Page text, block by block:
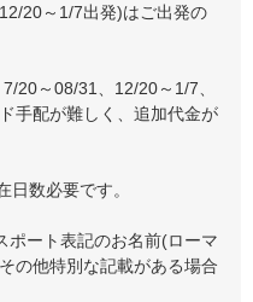
20～1/7出発)はご出発の
20～08/31、12/20～1/7、
手配が難しく、追加代金が
数必要です。
ート表記のお名前(ローマ
の他特別な記載がある場合